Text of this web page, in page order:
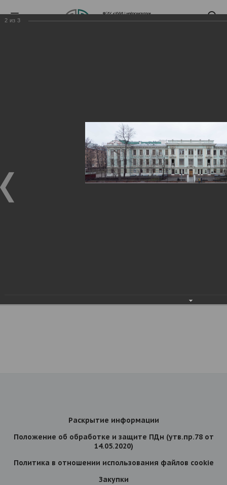
Раскрытие информации
Положение об обработке и защите ПДн (утв.пр.78 от
14.05.2020)
Политика в отношении использования файлов cookie
Закупки
2 из 3